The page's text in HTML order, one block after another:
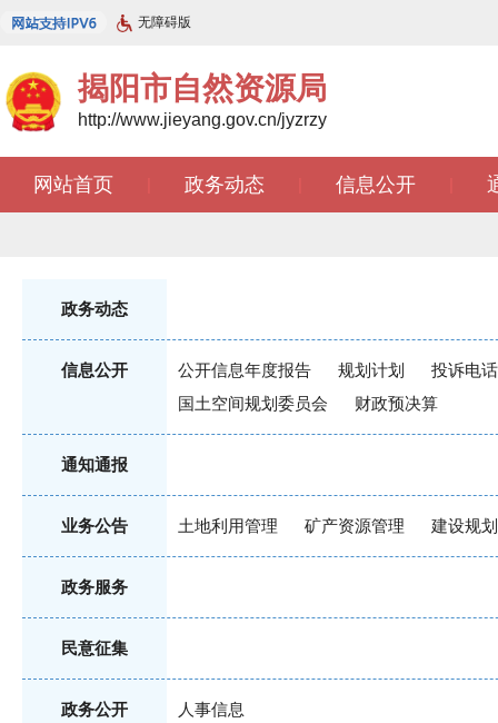
无障碍版
揭阳市自然资源局
http://www.jieyang.gov.cn/jyzrzy
网站首页 政务动态 信息公开
政务动态
信息公开 公开信息年度报告 规划计划
投诉电话
国土空间规划委员会
财政预决算
通知通报
业务公告 土地利用管理 矿产资源管理 建设规
政务服务
民意征集
政务公开 人事信息